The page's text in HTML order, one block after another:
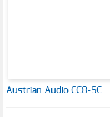
Austrian Audio CC8-SC